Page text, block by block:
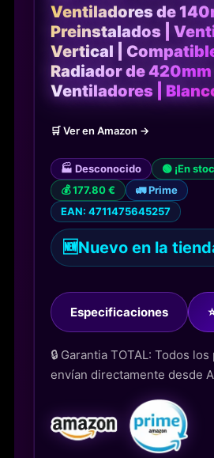
Ventiladores de
Preinstalados |
Vertical |
Radiador de 420mm
Ventiladores |
🛒 Ver en Amazon →
🏭 Desconocido
🟢 ¡En
💰 177.80 €
🚛 Prime
EAN: 4711475645257
🆕Nuevo en la
Especificaciones
🔒 Garantia TOTAL: Todos
envían directamente desde